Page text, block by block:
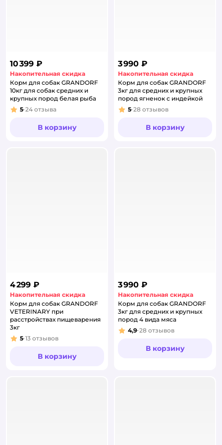
10 399 ₽
Накопительная скидка
Корм для собак GRANDORF
10кг для собак средних и
крупных пород белая рыба
Рейтинг:
5 24 отзыва
В корзину
3 990 ₽
Накопительная скидка
Корм для собак GRANDORF
3кг для средних и крупных
пород ягненок с индейкой
Рейтинг:
5 28 отзывов
В корзину
4 299 ₽
Накопительная скидка
Корм для собак GRANDORF
VETERINARY при
расстройствах пищеварения
3кг
Рейтинг:
5 13 отзывов
В корзину
3 990 ₽
Накопительная скидка
Корм для собак GRANDORF
3кг для средних и крупных
пород 4 вида мяса
Рейтинг:
4,9 28 отзывов
В корзину